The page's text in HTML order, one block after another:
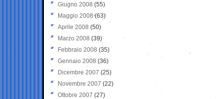
Giugno 2008 (55)
Maggio 2008(63)
Aprile 2008 (50)
Marzo 2008 (39)
Febbraio 2008 (35)
Gennaio 2008 (36)
Dicembre 2007 (25)
Novembre 2007 (22)
Ottobre 2007 (27)